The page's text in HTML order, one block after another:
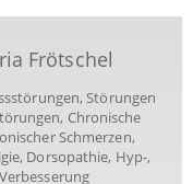
Frötschel
Störungen
Chronische
Schmerzen,
Dorsopathie, Hyp-,